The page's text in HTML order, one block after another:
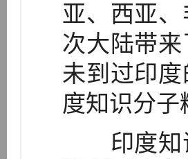
亚、西亚
次大陆带
未到过印
度知识分
印度知识